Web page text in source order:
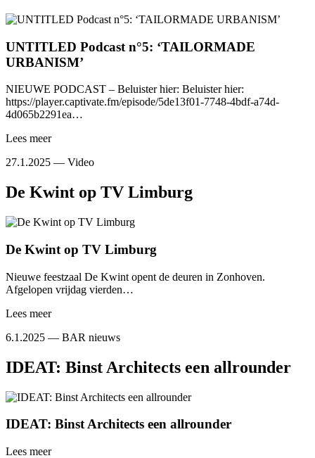
UNTITLED Podcast n°5: ‘TAILORMADE
URBANISM’
NIEUWE PODCAST – Beluister hier: Beluister hier:
https://player.captivate.fm/episode/5de13f01-7748-4bdf-a74d-
4d065b2291ea…
Lees meer
27.1.2025 — Video
De Kwint op TV Limburg
De Kwint op TV Limburg
Nieuwe feestzaal De Kwint opent de deuren in Zonhoven.
Afgelopen vrijdag vierden…
Lees meer
6.1.2025 — BAR nieuws
IDEAT: Binst Architects een allrounder
IDEAT: Binst Architects een allrounder
Lees meer